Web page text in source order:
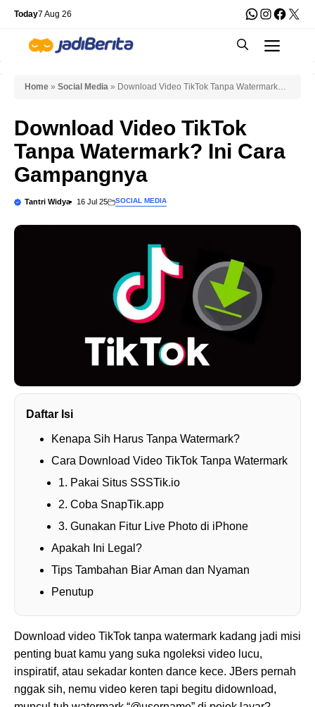
Skip
content
Today7 Aug 26 WhatsApp
X
Home » Social Media » Download Video TikTok Tanpa Watermark?
Download Video TikTok
Tanpa Watermark? Ini Cara
Gampangnya
Tantri Widya 16 Jul 25 SOCIAL MEDIA
Daftar Isi
Kenapa Sih Harus Tanpa Watermark?
Cara Download Video TikTok Tanpa Watermark
1. Pakai Situs SSSTik.io
2. Coba SnapTik.app
3. Gunakan Fitur Live Photo di iPhone
Apakah Ini Legal?
Tips Tambahan Biar Aman dan Nyaman
Penutup
Download video TikTok tanpa watermark kadang jadi misi
penting buat kamu yang suka ngoleksi video lucu,
inspiratif, atau sekadar konten dance kece. JBers pernah
nggak sih, nemu video keren tapi begitu didownload,